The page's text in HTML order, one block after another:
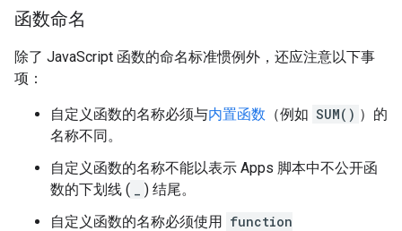
函数命名
除了 JavaScript 函数的命名标准惯例外，还应注意以下事
项：
自定义函数的名称必须与内置函数 （例如 SUM() ）的
名称不同。
自定义函数的名称不能以表示 Apps 脚本中不公开函
数的下划线 (
) 结尾。
自定义函数的名称必须使用 function